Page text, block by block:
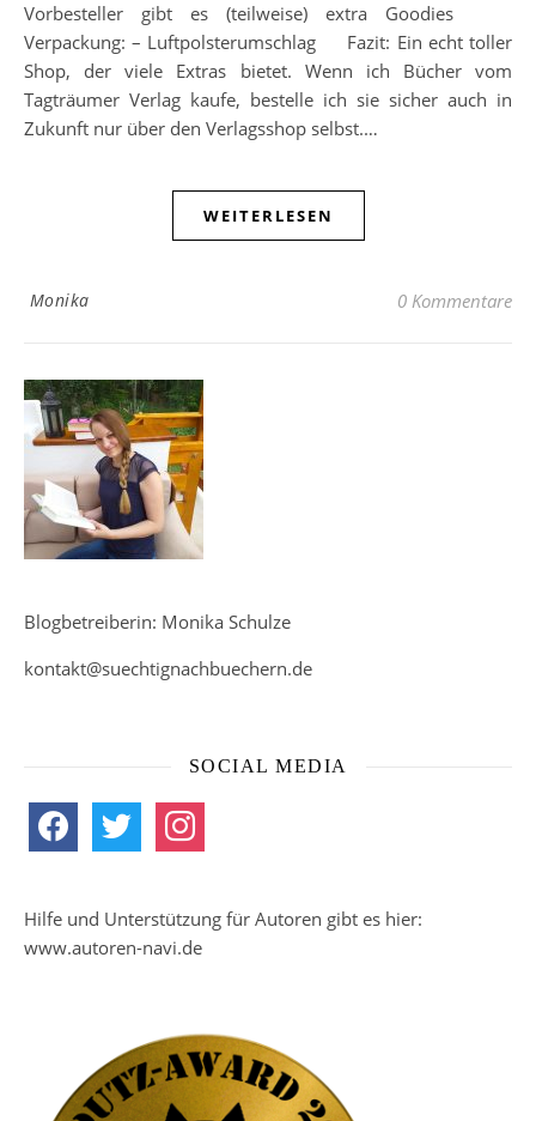
Vorbesteller gibt es (teilweise) extra Goodies
Verpackung: – Luftpolsterumschlag Fazit: Ein echt toller
Shop, der viele Extras bietet. Wenn ich Bücher vom
Tagträumer Verlag kaufe, bestelle ich sie sicher auch in
Zukunft nur über den Verlagsshop selbst.…
WEITERLESEN
Monika 0 Kommentare
Blogbetreiberin: Monika Schulze
kontakt@suechtignachbuechern.de
SOCIAL MEDIA
facebook twitter instagram
Hilfe und Unterstützung für Autoren gibt es hier:
www.autoren-navi.de